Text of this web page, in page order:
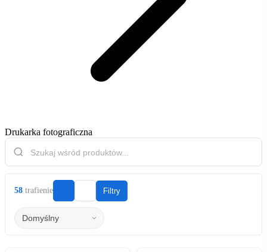
Drukarka fotograficzna
58 trafienie Filtry